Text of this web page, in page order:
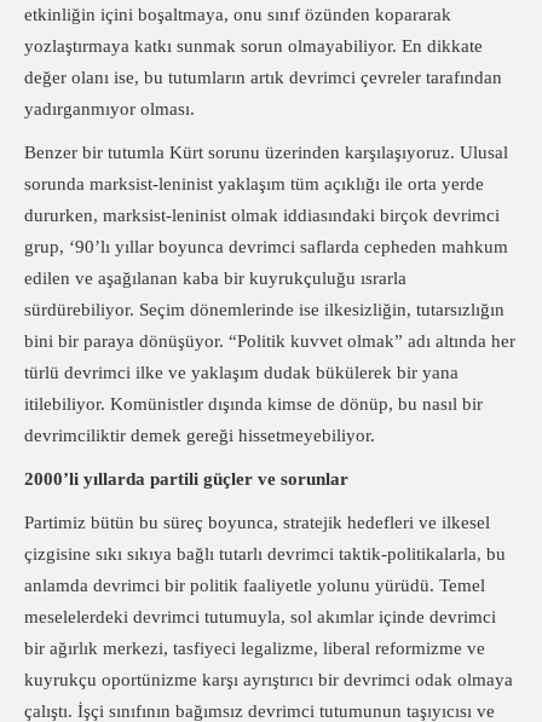
etkinliğin içini boşaltmaya, onu sınıf özünden kopararak
yozlaştırmaya katkı sunmak sorun olmayabiliyor. En dikkate
değer olanı ise, bu tutumların artık devrimci çevreler tarafından
yadırganmıyor olması.
Benzer bir tutumla Kürt sorunu üzerinden karşılaşıyoruz. Ulusal
sorunda marksist-leninist yaklaşım tüm açıklığı ile orta yerde
dururken, marksist-leninist olmak iddiasındaki birçok devrimci
grup, ‘90’lı yıllar boyunca devrimci saflarda cepheden mahkum
edilen ve aşağılanan kaba bir kuyrukçuluğu ısrarla
sürdürebiliyor. Seçim dönemlerinde ise ilkesizliğin, tutarsızlığın
bini bir paraya dönüşüyor. “Politik kuvvet olmak” adı altında her
türlü devrimci ilke ve yaklaşım dudak bükülerek bir yana
itilebiliyor. Komünistler dışında kimse de dönüp, bu nasıl bir
devrimciliktir demek gereği hissetmeyebiliyor.
2000’li yıllarda partili güçler ve sorunlar
Partimiz bütün bu süreç boyunca, stratejik hedefleri ve ilkesel
çizgisine sıkı sıkıya bağlı tutarlı devrimci taktik-politikalarla, bu
anlamda devrimci bir politik faaliyetle yolunu yürüdü. Temel
meselelerdeki devrimci tutumuyla, sol akımlar içinde devrimci
bir ağırlık merkezi, tasfiyeci legalizme, liberal reformizme ve
kuyrukçu oportünizme karşı ayrıştırıcı bir devrimci odak olmaya
çalıştı. İşçi sınıfının bağımsız devrimci tutumunun taşıyıcısı ve